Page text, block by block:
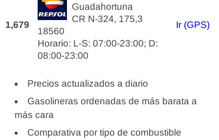
1,679
Guadahortuna
CR N-324, 175,3
18560
Horario: L-S: 07:00-23:00; D:
08:00-23:00
Ir (GPS)
Precios actualizados a diario
Gasolineras ordenadas de más barata a
más cara
Comparativa por tipo de combustible